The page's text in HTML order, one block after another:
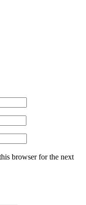
browser for the next